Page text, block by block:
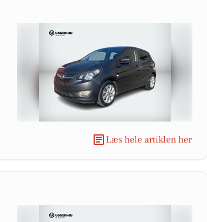
Læs hele artiklen her